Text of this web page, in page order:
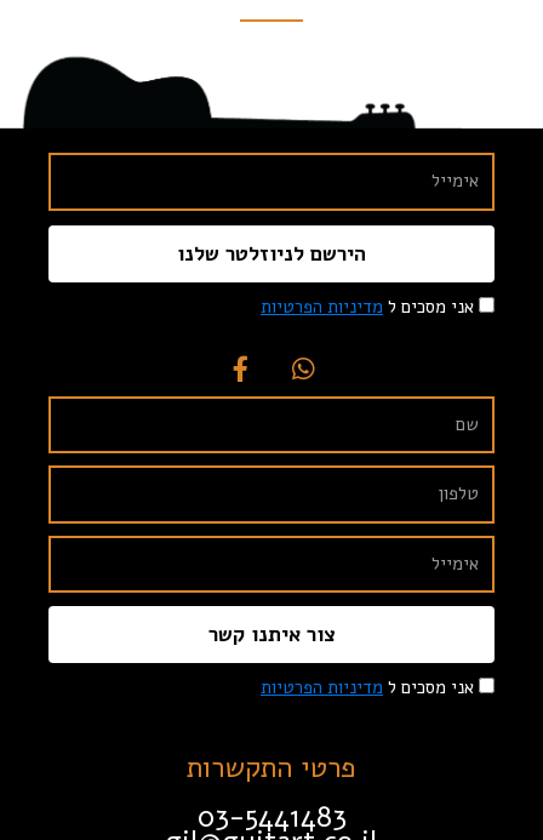
אני מסכים ל מדיניות הפרטיות
הירשם לניוזלטר שלנו
אני מסכים ל מדיניות הפרטיות
צור איתנו קשר
פרטי התקשרות
03-5441483